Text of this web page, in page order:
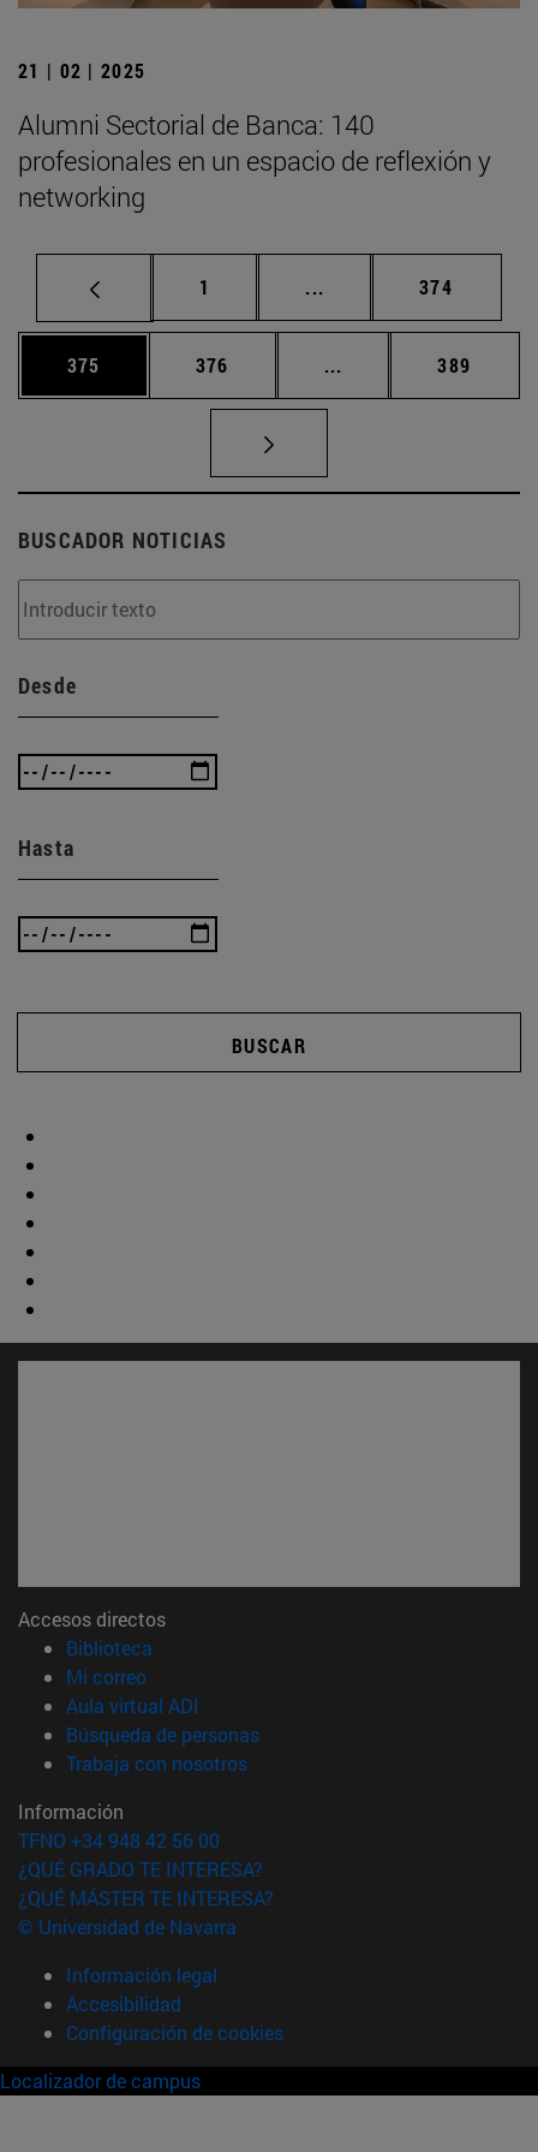
21 | 02 | 2025
Alumni Sectorial de Banca: 140
profesionales en un espacio de reflexión y
networking
Página
1 ... Páginas intermedias
Página
374
Página
375 Página
376 ... Páginas intermedias
Página
389
BUSCADOR NOTICIAS
Desde
Hasta
BUSCAR
Accesos directos
Biblioteca
Mi correo(abre en nueva ventana)
Aula virtual ADI
Búsqueda de personas(abre en nueva ventana)
Trabaja con nosotros(abre en nueva ventana)
Información
TFNO +34 948 42 56 00
¿QUÉ GRADO TE INTERESA?
¿QUÉ MÁSTER TE INTERESA?
© Universidad de Navarra
Información legal
Accesibilidad
Configuración de cookies
Localizador de campus